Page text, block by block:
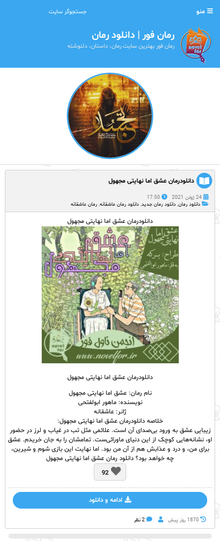
منو
رمان فور | دانلود رمان
رمان فور بهترین سایت رمان، داستان، دلنوشته
دانلودرمان عشق اما نهایتی مجهول
24 ژوئن 2021
17:50
دانلود رمان, دانلود رمان جدید, دانلود رمان عاشقانه, رمان عاشقانه
دانلودرمان عشق اما نهایتی مجهول
دانلودرمان عشق اما نهایتی مجهول
نام رمان: عشق اما نهایتی مجهول
نویسنده: ماهور ابولفتحی
ژانر: عاشقانه
خلاصه دانلودرمان عشق اما نهایتی مجهول:
زیبایی عشق به ورود بی‌صدای آن است. علائمی مثل تب در غیاب و لرز در حضور
او، نشانه‌هایی کوچک از این دنیای ماورائی‌ست. تمامشان را به جان خریدم. عشق
برای من، و درد و عذابش هم از آن من بود. اما نهایت این بازی شوم و شیرین،
چه خواهد بود؟ دانلود رمان عشق اما نهایتی مجهول
92
ادامه و دانلود
1870 روز پيش 2 نظر